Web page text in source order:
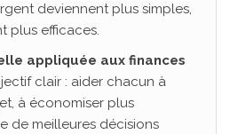
deviennent plus simples,
plus efficaces.
appliquée aux finances
clair : aider chacun à
à économiser plus
de meilleures décisions